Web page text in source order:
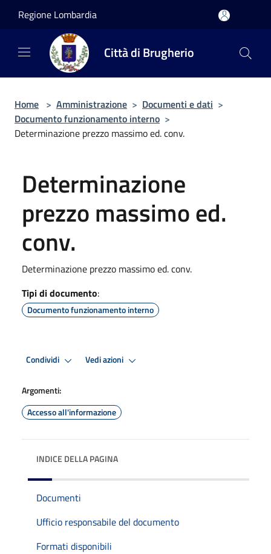
Regione Lombardia
Città di Brugherio
Home > Amministrazione > Documenti e dati >
Documento funzionamento interno >
Determinazione prezzo massimo ed. conv.
Determinazione
prezzo massimo ed.
conv.
Determinazione prezzo massimo ed. conv.
Tipi di documento:
Documento funzionamento interno
Condividi Vedi azioni
Argomenti:
Accesso all'informazione
INDICE DELLA PAGINA
Documenti
Ufficio responsabile del documento
Formati disponibili